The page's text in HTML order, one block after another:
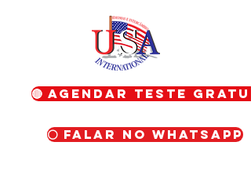
🔴 Agendar teste
⚪ Falar no WhatsApp